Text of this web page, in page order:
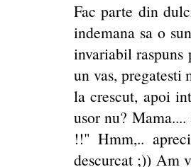
Fac parte din
indemana sa o
invariabil raspuns
un vas,
la crescut, apoi
usor nu?
!!" Hmm,..
descurcat ;)) Am